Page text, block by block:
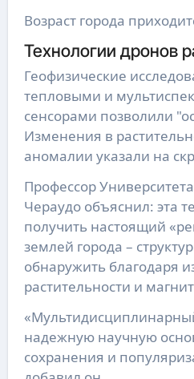
Возраст города
Технологии дронов
Геофизические
тепловыми и
сенсорами позволили
Изменения в
аномалии указали на
Профессор
Чераудо объяснил: эта
получить настоящий
землей города –
обнаружить благодаря
растительности и
надежную научную
сохранения и